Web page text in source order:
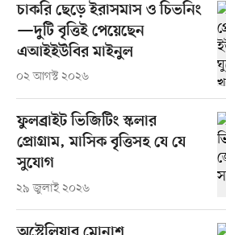
চাকরি ছেড়ে ইরাসমাস ও চিভনিং
—দুটি বৃত্তিই পেয়েছেন
এআইইউবির মাইনুল
০২ আগস্ট ২০২৬
ফুলব্রাইট ভিজিটিং স্কলার
প্রোগ্রাম, মাসিক বৃত্তিসহ যে যে
সুযোগ
২৯ জুলাই ২০২৬